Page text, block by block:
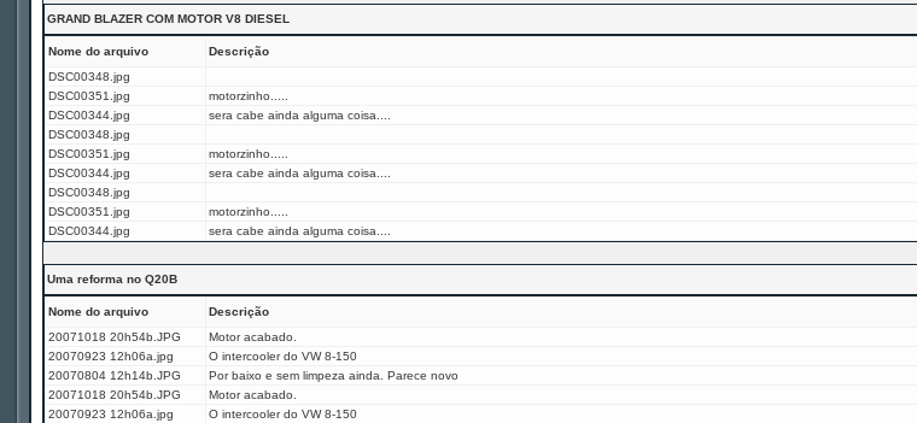
GRAND BLAZER COM MOTOR V8 DIESEL
Nome do arquivo Descrição
DSC00348.jpg
DSC00351.jpg
motorzinho.....
DSC00344.jpg
sera cabe ainda alguma coisa....
DSC00348.jpg
DSC00351.jpg
motorzinho.....
DSC00344.jpg
sera cabe ainda alguma coisa....
DSC00348.jpg
DSC00351.jpg
motorzinho.....
DSC00344.jpg
sera cabe ainda alguma coisa....
Uma reforma no Q20B
Nome do arquivo Descrição
20071018 20h54b.JPG
Motor acabado.
20070923 12h06a.jpg
O intercooler do VW 8-150
20070804 12h14b.JPG
Por baixo e sem limpeza ainda. Parece novo
20071018 20h54b.JPG
Motor acabado.
20070923 12h06a.jpg
O intercooler do VW 8-150